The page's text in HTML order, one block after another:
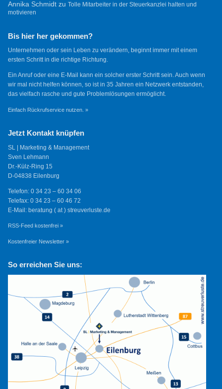
Annika Schmidtzu Tolle Mitarbeiter in der Steuerkanzlei halten und
motivieren
Bis hier her gekommen?
Unternehmen oder sein Leben zu verändern, beginnt immer mit einem
ersten Schritt in die richtige Richtung.
Ein Anruf oder eine E-Mail kann ein solcher erster Schritt sein. Auch wenn
wir mal nicht helfen können, so ist in 35 Jahren ein Netzwerk entstanden,
das vielfach rasche und gute Problemlösungen ermöglicht.
Einfach Rückrufservice nutzen. »
Jetzt Kontakt knüpfen
SL | Marketing & Management
Sven Lehmann
Dr.-Külz-Ring 15
D-04838 Eilenburg
Telefon: 0 34 23 – 60 34 06
Telefax: 0 34 23 – 60 46 72
E-Mail: beratung ( at ) streuverluste.de
RSS-Feed kostenfrei »
Kostenfreier Newsletter »
So erreichen Sie uns: